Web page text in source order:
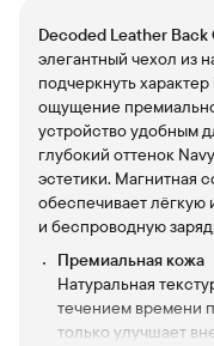
Decoded Leather Back
элегантный чехол из
подчеркнуть
ощущение
устройство удобным
глубокий оттенок
эстетики. Магнитная
обеспечивает
и беспроводную
Премиальная кожа
Натуральная
течением времени
только улучшает